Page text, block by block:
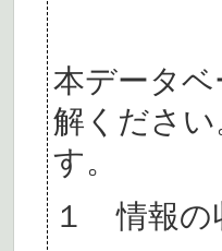
本データ
解くださ
す。
１ 情報の